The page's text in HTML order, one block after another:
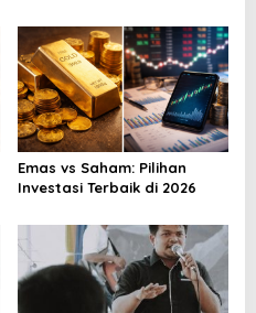
Emas vs Saham: Pilihan
Investasi Terbaik di 2026